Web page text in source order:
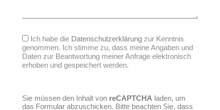
Ich habe die Datenschutzerklärungzur Kenntnis
genommen. Ich stimme zu, dass meine Angaben und
Daten zur Beantwortung meiner Anfrage elektronisch
erhoben und gespeichert werden.
Sie müssen den Inhalt von reCAPTCHAladen, um
das Formular abzuschicken. Bitte beachten Sie, dass